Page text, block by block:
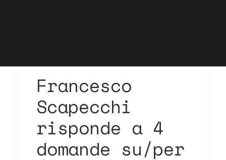
Francesco
Scapecchi
risponde a 4
domande su/per